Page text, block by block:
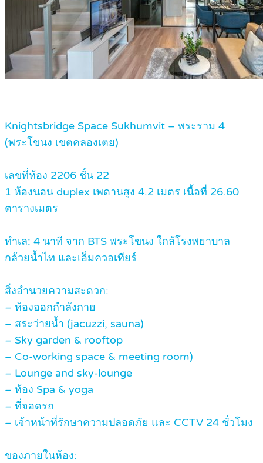
Knightsbridge Space Sukhumvit – พระราม 4
(พระโขนง เขตคลองเตย)
เลขที่ห้อง 2206 ชั้น 22
1 ห้องนอน duplex เพดานสูง 4.2 เมตร เนื้อที่ 26.60
ตารางเมตร
ทำเล: 4 นาที จาก BTS พระโขนง ใกล้โรงพยาบาล
กล้วยน้ำไท และเอ็มควอเทียร์
สิ่งอำนวยความสะดวก:
– ห้องออกกำลังกาย
– สระว่ายน้ำ (jacuzzi, sauna)
– Sky garden & rooftop
– Co-working space & meeting room)
– Lounge and sky-lounge
– ห้อง Spa & yoga
– ที่จอดรถ
– เจ้าหน้าที่รักษาความปลอดภัย และ CCTV 24 ชั่วโมง
ของภายในห้อง: